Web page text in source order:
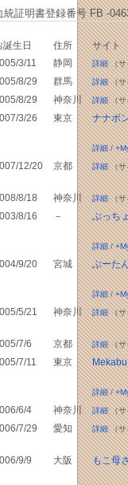
証明書登録番号 FB -
誕生日 住所
サイト
3/11 静岡 詳細（サ
8/29 群馬 詳細（サ
8/29 神奈川 詳細（サ
3/26 東京 ナナボ
詳細/
12/20 京都 詳細（サ
8/18 神奈川 詳細（サ
8/16 － ぶっち
詳細/
9/20 宮城 ぶーた
詳細/
5/21 神奈川 詳細（サ
7/6 京都 詳細（サ
7/11 東京
詳細/
6/4 神奈川 詳細（サ
7/29 愛知 詳細（サ
9/9 大阪 もこ母